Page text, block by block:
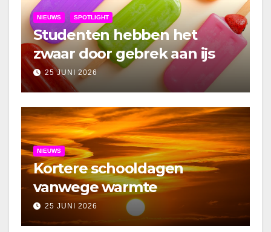
NIEUWS SPOTLIGHT
Studenten hebben het
zwaar door gebrek aan ijs
25 JUNI 2026
NIEUWS
Kortere schooldagen
vanwege warmte
25 JUNI 2026